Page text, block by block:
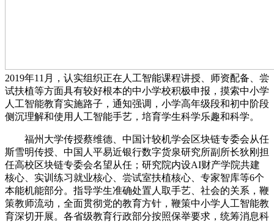
2019年11月，认实组织正在人工智能课程讲授、师资配备、尝
试扶植等方面具有较好根本的中小学校积极申报，摸索中小学
人工智能教育实施路子，通知强调，小学高年级段和初中阶段
侧沉理解和使用人工智能手艺，培育学生科学乐趣和科学。
福州大学传授蔡维德、中国计较机学会区块链专委会从任
斯雪明传授、中国人平易近银行数字货泉研究所副所长狄刚担
任高校区块链专委会名望从任；研究院内设AI财产学院共建
核心、实训练习就业核心、尝试室扶植核心、专家智库等6个
本能机能部分。指导学生准确处置人取手艺、社会的关系，鞭
策教师流动，全面贯彻党的教育方针，鞭策中小学人工智能教
育深切开展。各省级教育行政部分按照保举要求，统筹消息科